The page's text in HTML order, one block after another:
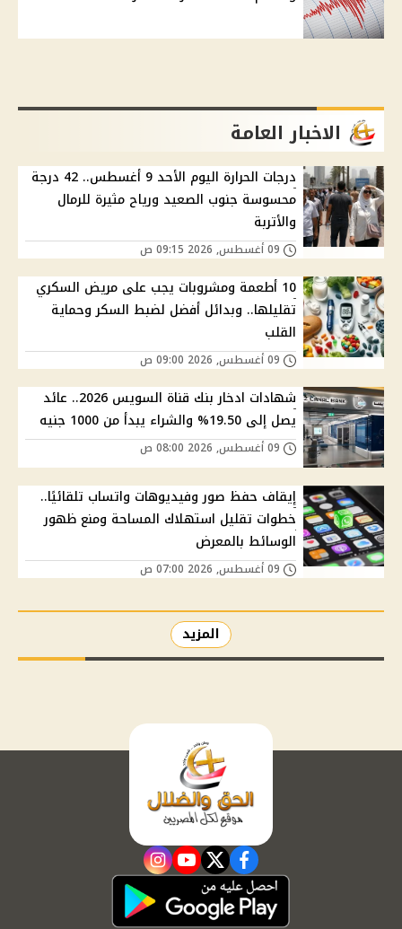
الاخبار العامة
درجات الحرارة اليوم الأحد 9 أغسطس.. 42 درجة
محسوسة جنوب الصعيد ورياح مثيرة للرمال
والأتربة
10 أطعمة ومشروبات يجب على مريض السكري
تقليلها.. وبدائل أفضل لضبط السكر وحماية
القلب
شهادات ادخار بنك قناة السويس 2026.. عائد
يصل إلى 19.50% والشراء يبدأ من 1000 جنيه
إيقاف حفظ صور وفيديوهات واتساب تلقائيًا..
خطوات تقليل استهلاك المساحة ومنع ظهور
الوسائط بالمعرض
المزيد
facebook
twitter
youtube
instagram